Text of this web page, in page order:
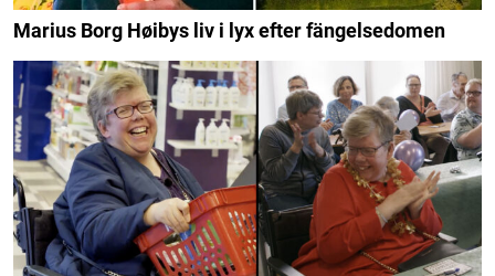
Marius Borg Høibys liv i lyx efter fängelsedomen